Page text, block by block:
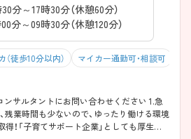
分～17時30分（休憩60分）
分～09時30分（休憩120分）
（徒歩10分以内） マイカー通勤可・相談可
サルタントにお問い合わせください 1.急
残業時間も少ないので、ゆったり働ける環境